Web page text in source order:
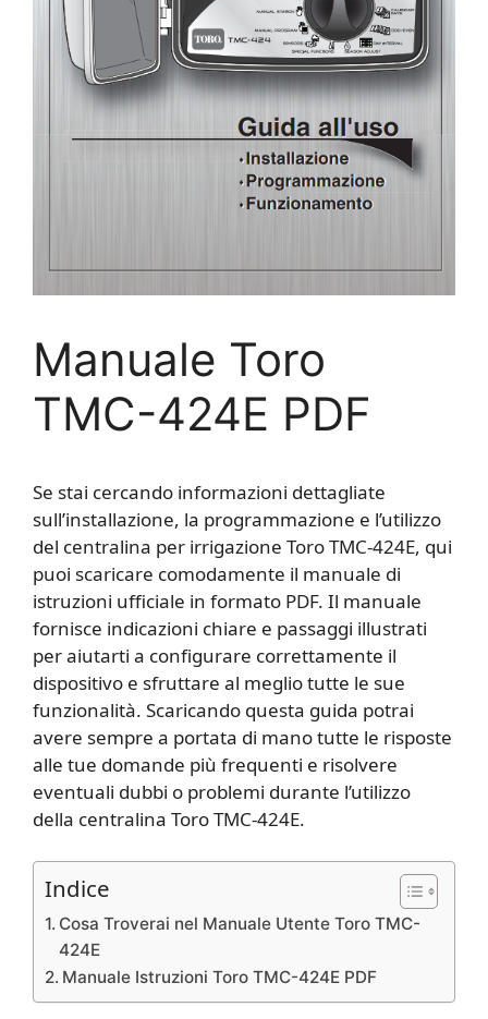
Manuale Toro
TMC-424E PDF
Se stai cercando informazioni dettagliate
sull’installazione, la programmazione e l’utilizzo
del centralina per irrigazione Toro TMC-424E, qui
puoi scaricare comodamente il manuale di
istruzioni ufficiale in formato PDF. Il manuale
fornisce indicazioni chiare e passaggi illustrati
per aiutarti a configurare correttamente il
dispositivo e sfruttare al meglio tutte le sue
funzionalità. Scaricando questa guida potrai
avere sempre a portata di mano tutte le risposte
alle tue domande più frequenti e risolvere
eventuali dubbi o problemi durante l’utilizzo
della centralina Toro TMC-424E.
Indice
Cosa Troverai nel Manuale Utente Toro TMC-
424E
Manuale Istruzioni Toro TMC-424E PDF